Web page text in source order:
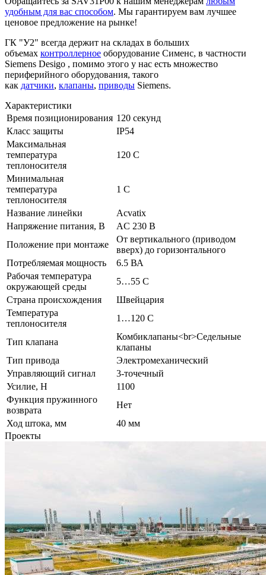
удобным для вас способом. Мы гарантируем вам лучшее
ценовое предложение на рынке!
ГК "У2" всегда держит на складах в больших
объемах контроллерное оборудование Сименс, в частности
Siemens Desigo , помимо этого у нас есть множество
периферийного оборудования, такого
как датчики, клапаны, приводы Siemens.
Характеристики
Время позиционирования 120 секунд
Класс защиты
IP54
Максимальная
температура
теплоносителя
120 C
Минимальная
температура
теплоносителя
1 C
Название линейки
Acvatix
Напряжение питания, В
AC 230 В
Положение при монтаже
От вертикального (приводом
вверх) до горизонтального
Потребляемая мощность
6.5 ВА
Рабочая температура
окружающей среды
5…55 C
Страна происхождения
Швейцария
Температура
теплоносителя
1…120 C
Тип клапана
Комбиклапаны<br>Седельные
клапаны
Тип привода
Электромеханический
Управляющий сигнал
3-точечный
Усилие, Н
1100
Функция пружинного
возврата
Нет
Ход штока, мм
40 мм
Проекты